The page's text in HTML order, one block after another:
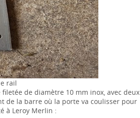
rail
de diamètre 10 mm inox, avec deux
de la barre où la porte va coulisser pour
à Leroy Merlin :